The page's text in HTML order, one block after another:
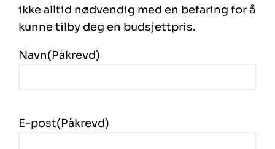
ikke alltid nødvendig med en befaring for å
kunne tilby deg en budsjettpris.
Navn(Påkrevd)
E-post(Påkrevd)